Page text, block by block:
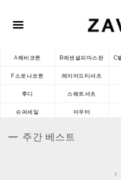
A헤비코튼 B에센셜피마스판 C
F소로나코튼 레이어드티셔츠
후디 스웨트셔츠
슈퍼세일 아우터
주간 베스트